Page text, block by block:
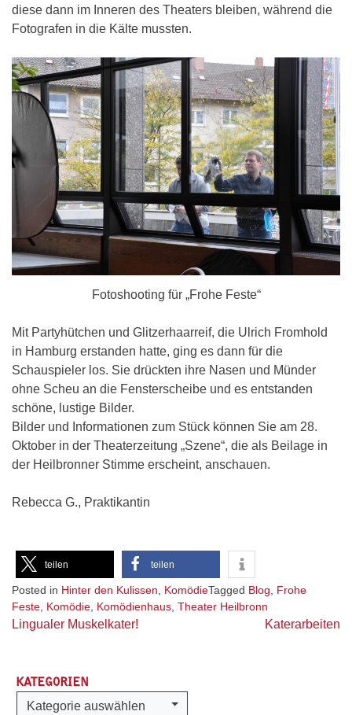
diese dann im Inneren des Theaters bleiben, während die
Fotografen in die Kälte mussten.
Fotoshooting für „Frohe Feste“
Mit Partyhütchen und Glitzerhaarreif, die Ulrich Fromhold
in Hamburg erstanden hatte, ging es dann für die
Schauspieler los. Sie drückten ihre Nasen und Münder
ohne Scheu an die Fensterscheibe und es entstanden
schöne, lustige Bilder.
Bilder und Informationen zum Stück können Sie am 28.
Oktober in der Theaterzeitung „Szene“, die als Beilage in
der Heilbronner Stimme erscheint, anschauen.
Rebecca G., Praktikantin
teilen teilen
Posted in Hinter den Kulissen KomödieTagged Blog
Frohe
Feste Komödie Komödienhaus Theater Heilbronn
Beitragsnavigation
Lingualer Muskelkater! Katerarbeiten
KATEGORIEN
Kategorien
Kategorie auswählen